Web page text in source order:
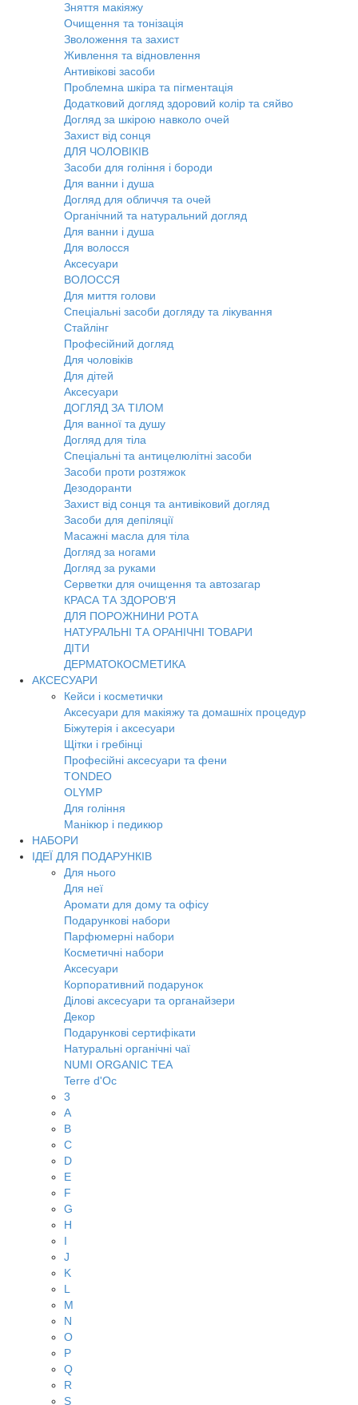
Зняття макіяжу
Очищення та тонізація
Зволоження та захист
Живлення та відновлення
Антивікові засоби
Проблемна шкіра та пігментація
Додатковий догляд здоровий колір та сяйво
Догляд за шкірою навколо очей
Захист від сонця
ДЛЯ ЧОЛОВІКІВ
Засоби для гоління і бороди
Для ванни і душа
Догляд для обличчя та очей
Органічний та натуральний догляд
Для ванни і душа
Для волосся
Аксесуари
ВОЛОССЯ
Для миття голови
Спеціальні засоби догляду та лікування
Стайлінг
Професійний догляд
Для чоловіків
Для дітей
Аксесуари
ДОГЛЯД ЗА ТІЛОМ
Для ванної та душу
Догляд для тіла
Спеціальні та антицелюлітні засоби
Засоби проти розтяжок
Дезодоранти
Захист від сонця та антивіковий догляд
Засоби для депіляції
Масажні масла для тіла
Догляд за ногами
Догляд за руками
Серветки для очищення та автозагар
КРАСА ТА ЗДОРОВ'Я
ДЛЯ ПОРОЖНИНИ РОТА
НАТУРАЛЬНІ ТА ОРАНІЧНІ ТОВАРИ
ДІТИ
ДЕРМАТОКОСМЕТИКА
АКСЕСУАРИ
Кейси і косметички
Аксесуари для макіяжу та домашніх процедур
Біжутерія і аксесуари
Щітки і гребінці
Професійні аксесуари та фени
TONDEO
OLYMP
Для гоління
Манікюр і педикюр
НАБОРИ
ІДЕЇ ДЛЯ ПОДАРУНКІВ
Для нього
Для неї
Аромати для дому та офісу
Подарункові набори
Парфюмерні набори
Косметичні набори
Аксесуари
Корпоративний подарунок
Ділові аксесуари та органайзери
Декор
Подарункові сертифікати
Натуральні органічні чаї
NUMI ORGANIC TEA
Terre d'Oc
3
A
B
C
D
E
F
G
H
I
J
K
L
M
N
O
P
Q
R
S